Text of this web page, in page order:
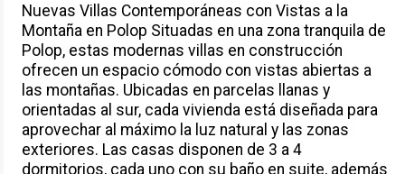
Nuevas Villas Contemporáneas con Vistas a la
Montaña en Polop Situadas en una zona tranquila de
Polop, estas modernas villas en construcción
ofrecen un espacio cómodo con vistas abiertas a
las montañas. Ubicadas en parcelas llanas y
orientadas al sur, cada vivienda está diseñada para
aprovechar al máximo la luz natural y las zonas
exteriores. Las casas disponen de 3 a 4
dormitorios, cada uno con su baño en suite, además